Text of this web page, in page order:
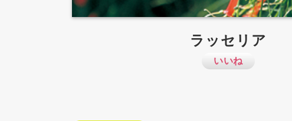
ラッセリア
いいね